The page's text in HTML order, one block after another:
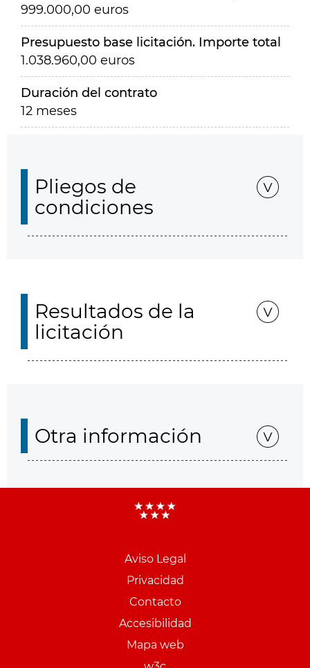
999.000,00 euros
Presupuesto base licitación. Importe total
1.038.960,00 euros
Duración del contrato
12 meses
Pliegos de
condiciones
Resultados de la
licitación
Otra información
Aviso Legal
Privacidad
Contacto
Accesibilidad
Mapa web